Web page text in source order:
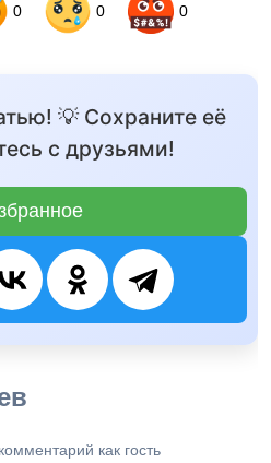
0 0 0
💡 Сохраните её
с друзьями!
как гость